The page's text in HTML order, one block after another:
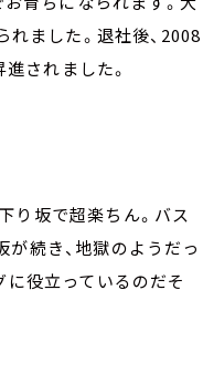
ました。退社後、2008
されました。
り坂で超楽ちん。バス
続き、地獄のようだっ
に役立っているのだそ